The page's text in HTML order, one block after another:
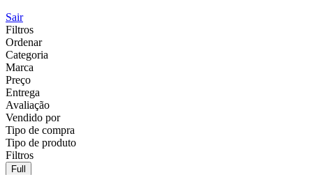
Sair
Filtros
Ordenar
Categoria
Marca
Preço
Entrega
Avaliação
Vendido por
Tipo de compra
Tipo de produto
Filtros
Full